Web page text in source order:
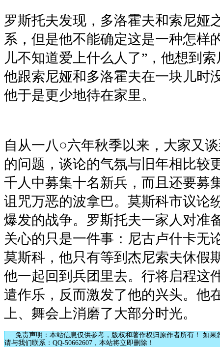
罗斯托夫发现，多洛霍夫和索尼娅
系，但是他不能确定这是一种怎样
儿不知道爱上什么人了”，他想到
他跟索尼娅和多洛霍夫在一块儿时
他于是更少地待在家里。
自从一八○六年秋季以来，大家又
的问题，谈论的气氛与旧年相比较
千人中募集十名新兵，而且还要募
诅咒万恶的波拿巴。莫斯科市议论
爆发的战争。罗斯托夫一家人对准
关心的只是一件事：尼古卢什卡无
莫斯科，他只有等到杰尼索夫休假
他一起回到兵团里去。行将启程这
遣作乐，反而激发了他的兴头。他
上、舞会上消磨了大部分时光。
免责声明：本站信息仅供参考，版权和著作权归原作者所有！ 如果
请与我们联系：QQ-50662607，本站将立即删除！